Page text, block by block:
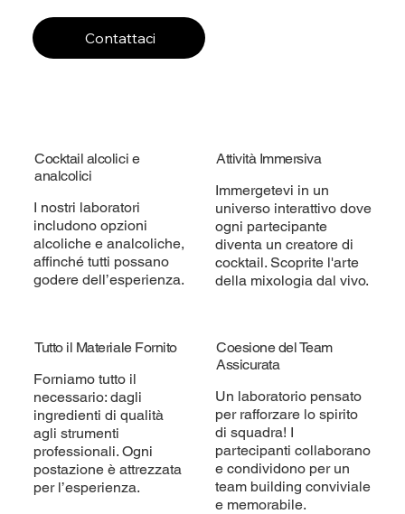
Contattaci
Cocktail alcolici e
analcolici
I nostri laboratori
includono opzioni
alcoliche e analcoliche,
affinché tutti possano
godere dell’esperienza.
Attività Immersiva
Immergetevi in un
universo interattivo dove
ogni partecipante
diventa un creatore di
cocktail. Scoprite l'arte
della mixologia dal vivo.
Tutto il Materiale Fornito
Forniamo tutto il
necessario: dagli
ingredienti di qualità
agli strumenti
professionali. Ogni
postazione è attrezzata
per l’esperienza.
Coesione del Team
Assicurata
Un laboratorio pensato
per rafforzare lo spirito
di squadra! I
partecipanti collaborano
e condividono per un
team building conviviale
e memorabile.